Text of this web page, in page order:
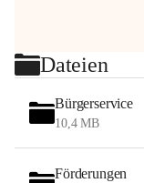
Dateien
Bürgerservice
10,4 MB
Förderungen